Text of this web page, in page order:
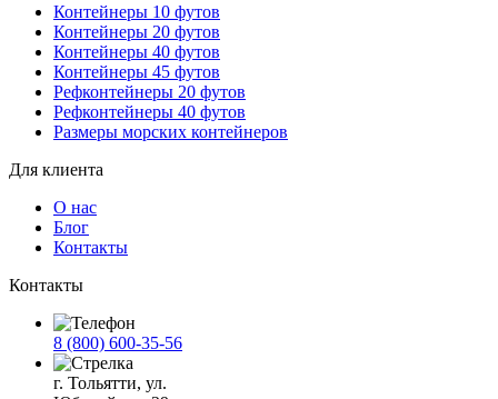
Контейнеры 10 футов
Контейнеры 20 футов
Контейнеры 40 футов
Контейнеры 45 футов
Рефконтейнеры 20 футов
Рефконтейнеры 40 футов
Размеры морских контейнеров
Для клиента
О нас
Блог
Контакты
Контакты
8 (800) 600-35-56
г. Тольятти, ул.